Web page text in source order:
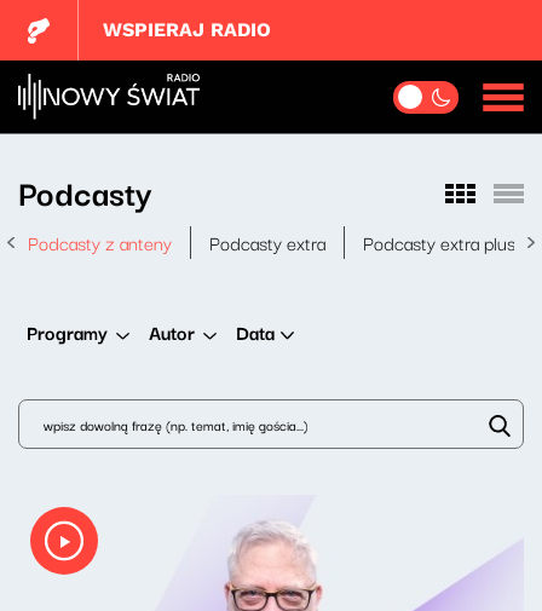
WSPIERAJ RADIO
Podcasty
Podcasty z anteny Podcasty extra Podcasty extra plus
Programy Autor Data